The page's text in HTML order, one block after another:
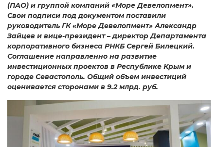
(ПАО) и группой компаний «Море Девелопмент».
Свои подписи под документом поставили
руководитель ГК «Море Девелопмент» Александр
Зайцев и вице-президент – директор Департамента
корпоративного бизнеса РНКБ Сергей Билецкий.
Соглашение направленно на развитие
инвестиционных проектов в Республике Крым и
городе Севастополь. Общий объем инвестиций
оценивается сторонами в 9.2 млрд. руб.